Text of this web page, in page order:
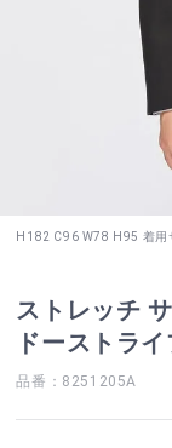
H182 C96 W78 H95 着用
ストレッチ
ドーストラ
品番：8251205A